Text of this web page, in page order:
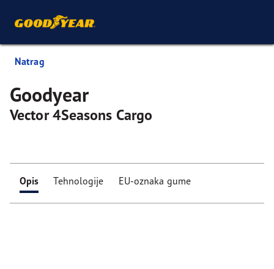
Natrag
Goodyear
Vector 4Seasons Cargo
Opis Tehnologije EU-oznaka gume